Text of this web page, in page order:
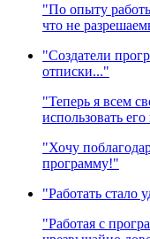
"По опыту
что не
"Создатели
отписки..."
"Теперь я всем
использовать
"Хочу
программу!"
"Работать стало
"Работая с